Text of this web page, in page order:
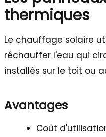
thermiques
Le chauffage solaire
réchauffer l'eau qui
installés sur le toit ou
Avantages
Coût